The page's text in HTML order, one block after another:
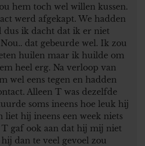
hem toch wel willen kussen.
werd afgekapt. We hadden
dus ik dacht dat ik er niet
dat gebeurde wel. Ik zou
huilen maar ik huilde om
heel erg. Na verloop van
wel eens tegen en hadden
Alleen T was dezelfde
soms ineens hoe leuk hij
liet hij ineens een week niets
gaf ook aan dat hij mij niet
dan te veel gevoel zou